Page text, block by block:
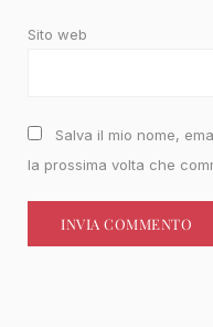
Sito web
Salva il mio nome,
la prossima volta che